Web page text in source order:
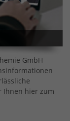
GmbH
Ihnen hier zum